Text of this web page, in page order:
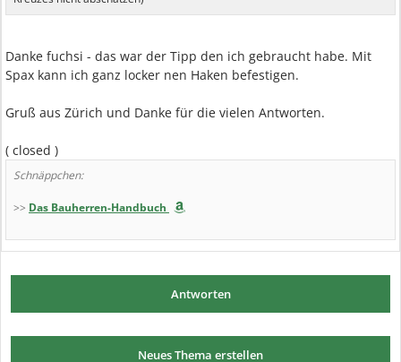
Danke fuchsi - das war der Tipp den ich gebraucht habe. Mit
Spax kann ich ganz locker nen Haken befestigen.
Gruß aus Zürich und Danke für die vielen Antworten.
( closed )
Schnäppchen:
>> Das Bauherren-Handbuch
Antworten
Neues Thema erstellen